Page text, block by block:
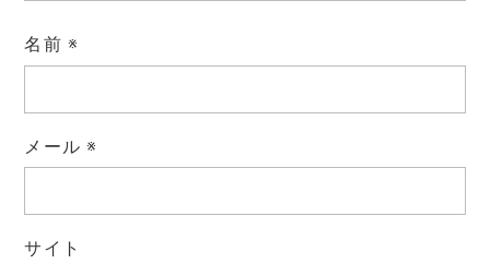
名前 ※
メール ※
サイト